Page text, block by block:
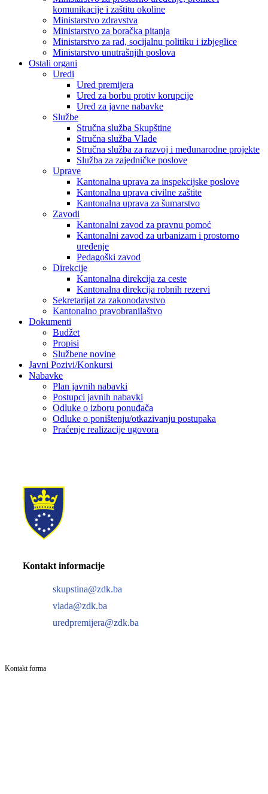
komunikacije i zaštitu okoline
Ministarstvo zdravstva
Ministarstvo za boračka pitanja
Ministarstvo za rad, socijalnu politiku i izbjeglice
Ministarstvo unutrašnjih poslova
Ostali organi
Uredi
Ured premijera
Ured za borbu protiv korupcije
Ured za javne nabavke
Službe
Stručna služba Skupštine
Stručna služba Vlade
Stručna služba za razvoj i međunarodne projekte
Služba za zajedničke poslove
Uprave
Kantonalna uprava za inspekcijske poslove
Kantonalna uprava civilne zaštite
Kantonalna uprava za šumarstvo
Zavodi
Kantonalni zavod za pravnu pomoć
Kantonalni zavod za urbanizam i prostorno
uređenje
Pedagoški zavod
Direkcije
Kantonalna direkcija za ceste
Kantonalna direkcija robnih rezervi
Sekretarijat za zakonodavstvo
Kantonalno pravobranilaštvo
Dokumenti
Budžet
Propisi
Službene novine
Javni Pozivi/Konkursi
Nabavke
Plan javnih nabavki
Postupci javnih nabavki
Odluke o izboru ponuđača
Odluke o poništenju/otkazivanju postupaka
Praćenje realizacije ugovora
Kontakt informacije
skupstina@zdk.ba
vlada@zdk.ba
uredpremijera@zdk.ba
Kontakt forma